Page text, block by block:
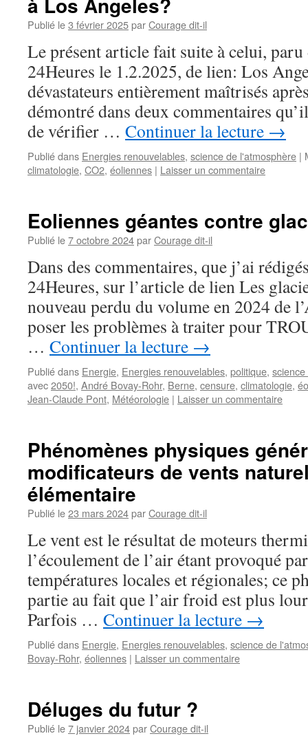
Publié le3 février 2025parCourage dit-il
Le présent article fait suite à celui,
24Heures le 1.2.2025, de lien: Los
dévastateurs entièrement maîtrisés
démontré dans deux commentaires
de vérifier … Continuer la lecture →
Publié dans Energies renouvelables, science de l'atmosphère |
climatologie, CO2, éoliennes | Laisser un commentaire
Eoliennes géantes contre
Publié le7 octobre 2024parCourage dit-il
Dans des commentaires, que j’ai
24Heures, sur l’article de lien Les
nouveau perdu du volume en 2024 de
poser les problèmes à traiter pour
… Continuer la lecture →
Publié dans Energie, Energies renouvelables, politique,
avec2050!, André Bovay-Rohr, Berne, censure, climatologie,
Jean-Claude Pont, Météorologie | Laisser un commentaire
Phénomènes physiques
modificateurs de vents
élémentaire
Publié le23 mars 2024parCourage dit-il
Le vent est le résultat de moteurs
l’écoulement de l’air étant provoqué
températures locales et régionales; ce
partie au fait que l’air froid est plus
Parfois … Continuer la lecture →
Publié dans Energie, Energies renouvelables, science de
Bovay-Rohr, éoliennes | Laisser un commentaire
Déluges du futur ?
Publié le7 janvier 2024parCourage dit-il